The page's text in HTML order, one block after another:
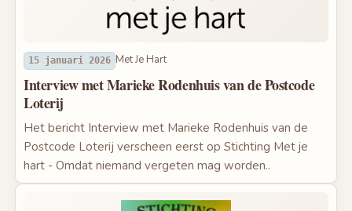
15 januari 2026 Met Je Hart
Interview met Marieke Rodenhuis van de Postcode
Loterij
Het bericht Interview met Marieke Rodenhuis van de
Postcode Loterij verscheen eerst op Stichting Met je
hart - Omdat niemand vergeten mag worden..